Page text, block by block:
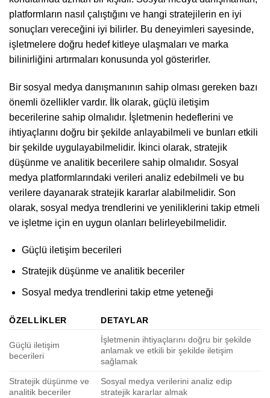
platformların nasıl çalıştığını ve hangi stratejilerin en iyi
sonuçları vereceğini iyi bilirler. Bu deneyimleri sayesinde,
işletmelere doğru hedef kitleye ulaşmaları ve marka
bilinirliğini artırmaları konusunda yol gösterirler.
Bir sosyal medya danışmanının sahip olması gereken bazı
önemli özellikler vardır. İlk olarak, güçlü iletişim
becerilerine sahip olmalıdır. İşletmenin hedeflerini ve
ihtiyaçlarını doğru bir şekilde anlayabilmeli ve bunları etkili
bir şekilde uygulayabilmelidir. İkinci olarak, stratejik
düşünme ve analitik becerilere sahip olmalıdır. Sosyal
medya platformlarındaki verileri analiz edebilmeli ve bu
verilere dayanarak stratejik kararlar alabilmelidir. Son
olarak, sosyal medya trendlerini ve yeniliklerini takip etmeli
ve işletme için en uygun olanları belirleyebilmelidir.
Güçlü iletişim becerileri
Stratejik düşünme ve analitik beceriler
Sosyal medya trendlerini takip etme yeteneği
ÖZELLIKLER DETAYLAR
Güçlü iletişim
becerileri
İşletmenin ihtiyaçlarını doğru bir şekilde
anlamak ve etkili bir şekilde iletişim
sağlamak
Stratejik düşünme ve
analitik beceriler
Sosyal medya verilerini analiz edip
stratejik kararlar almak